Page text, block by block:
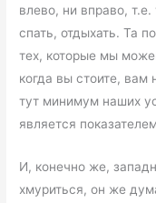
влево, ни вправо,
спать, отдыхать. Та
тех, которые мы
когда вы стоите, вам
тут минимум наших
является
И, конечно же,
хмуриться, он же